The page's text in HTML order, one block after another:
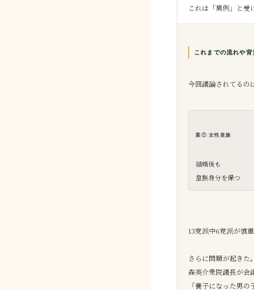
これまでの流れや背
今回議論されてるの
案① 女性皇族
結婚後も
皇族身分を保つ
13党派中6党派が慎
さらに問題が起きた。
森英介衆院議長が会
「養子になった男